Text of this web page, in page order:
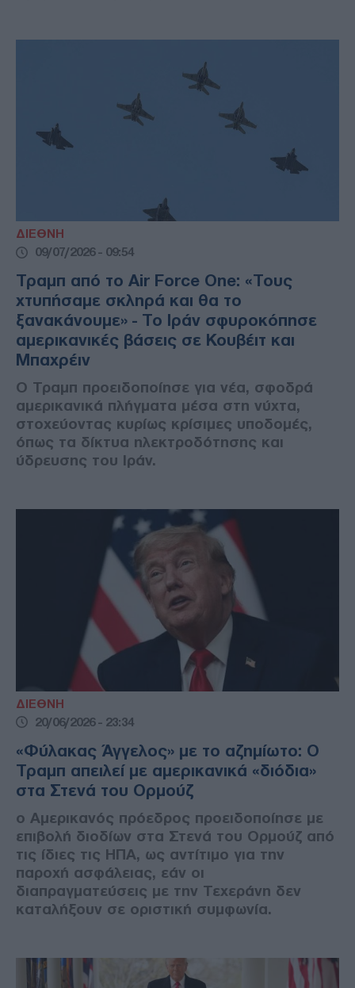
ΔΙΕΘΝΗ
09/07/2026 - 09:54
Τραμπ από το Air Force One: «Τους
χτυπήσαμε σκληρά και θα το
ξανακάνουμε» - Το Ιράν σφυροκόπησε
αμερικανικές βάσεις σε Κουβέιτ και
Μπαχρέιν
Ο Τραμπ προειδοποίησε για νέα, σφοδρά
αμερικανικά πλήγματα μέσα στη νύχτα,
στοχεύοντας κυρίως κρίσιμες υποδομές,
όπως τα δίκτυα ηλεκτροδότησης και
ύδρευσης του Ιράν.
ΔΙΕΘΝΗ
20/06/2026 - 23:34
«Φύλακας Άγγελος» με το αζημίωτο: Ο
Τραμπ απειλεί με αμερικανικά «διόδια»
στα Στενά του Ορμούζ
ο Αμερικανός πρόεδρος προειδοποίησε με
επιβολή διοδίων στα Στενά του Ορμούζ από
τις ίδιες τις ΗΠΑ, ως αντίτιμο για την
παροχή ασφάλειας, εάν οι
διαπραγματεύσεις με την Τεχεράνη δεν
καταλήξουν σε οριστική συμφωνία.